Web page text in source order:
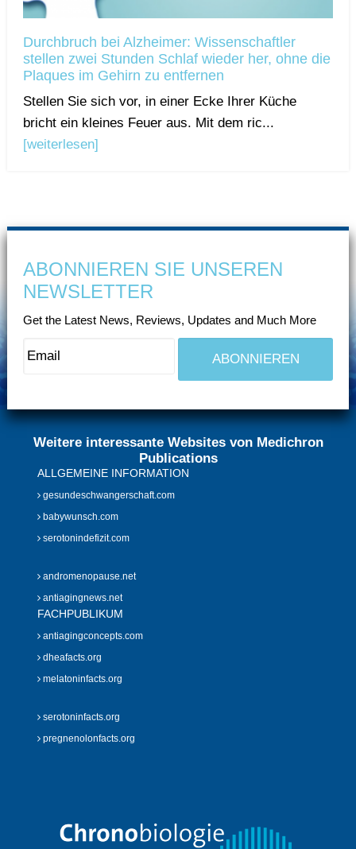
Durchbruch bei Alzheimer: Wissenschaftler
stellen zwei Stunden Schlaf wieder her, ohne die
Plaques im Gehirn zu entfernen
Stellen Sie sich vor, in einer Ecke Ihrer Küche
bricht ein kleines Feuer aus. Mit dem ric...
[weiterlesen]
ABONNIEREN SIE UNSEREN
NEWSLETTER
Get the Latest News, Reviews, Updates and Much More
Weitere interessante Websites von Medichron
Publications
ALLGEMEINE INFORMATION
gesundeschwangerschaft.com
babywunsch.com
serotonindefizit.com
andromenopause.net
antiagingnews.net
FACHPUBLIKUM
antiagingconcepts.com
dheafacts.org
melatoninfacts.org
serotoninfacts.org
pregnenolonfacts.org